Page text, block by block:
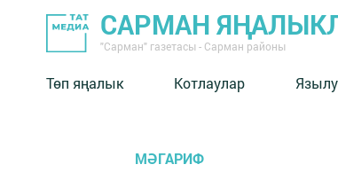
САРМАН
"Сарман" газетасы - Сарман районы
Төп яңалык Котлаулар
МӘГАРИФ